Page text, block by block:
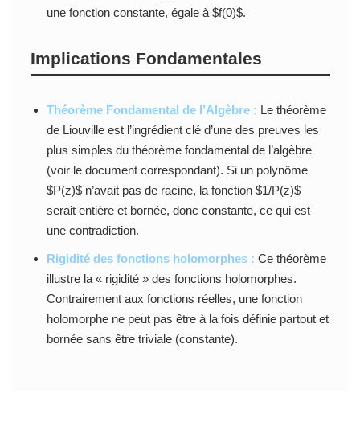
une fonction constante, égale à $f(0)$.
Implications Fondamentales
Théorème Fondamental de l’Algèbre : Le théorème
de Liouville est l’ingrédient clé d’une des preuves les
plus simples du théorème fondamental de l’algèbre
(voir le document correspondant). Si un polynôme
$P(z)$ n’avait pas de racine, la fonction $1/P(z)$
serait entière et bornée, donc constante, ce qui est
une contradiction.
Rigidité des fonctions holomorphes : Ce théorème
illustre la « rigidité » des fonctions holomorphes.
Contrairement aux fonctions réelles, une fonction
holomorphe ne peut pas être à la fois définie partout et
bornée sans être triviale (constante).